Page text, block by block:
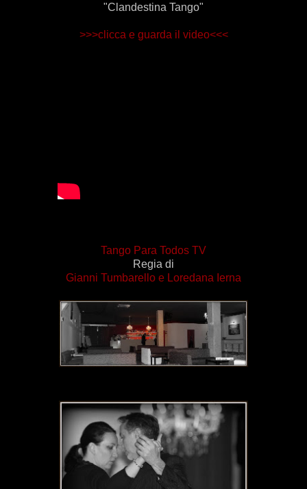
"Clandestina Tango"
>>>clicca e guarda il video<<<
Tango Para Todos TV
Regia di
Gianni Tumbarello e Loredana Ierna